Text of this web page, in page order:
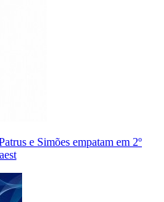
e Simões empatam em 2º